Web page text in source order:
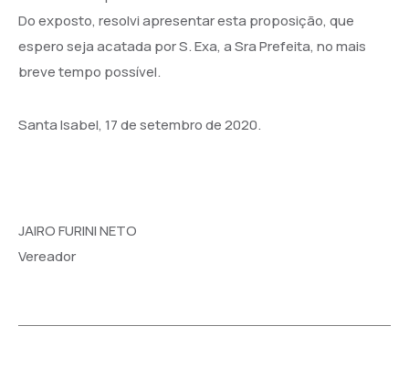
Do exposto, resolvi apresentar esta proposição, que
espero seja acatada por S. Exa, a Sra Prefeita, no mais
breve tempo possível.
Santa Isabel, 17 de setembro de 2020.
JAIRO FURINI NETO
Vereador